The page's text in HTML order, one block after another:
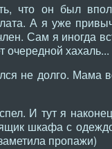
что он был
А я уже
Сам я иногда
очередной хахаль...
не долго. Мама
И тут я
шкафа с
пропажи)